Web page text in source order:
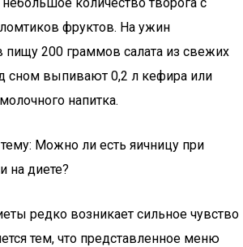
фруктов. На ужин
пищу 200 граммов салата из свежих
сном выпивают 0,2 л кефира или
напитка.
Можно ли есть яичницу при
на диете?
редко возникает сильное чувство
тем, что представленное меню